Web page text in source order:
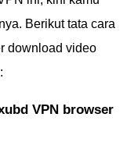
Berikut tata cara
download video
VPN browser